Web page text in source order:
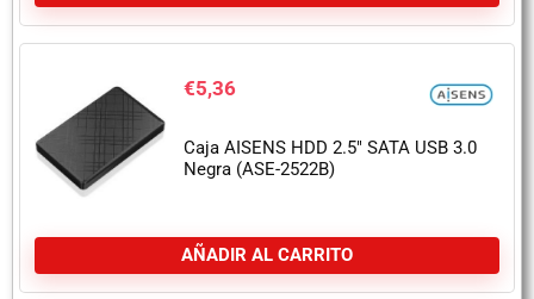
€5,36
Caja AISENS HDD 2.5″ SATA USB 3.0
Negra (ASE-2522B)
AÑADIR AL CARRITO